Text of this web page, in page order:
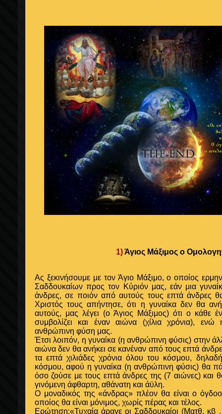
1)Άγιος Μάξιμος ο
Ας ξεκινήσουμε με τον Άγιο Μάξιμο, ο οποίος
Σαδδουκαίων προς τον Κύριόν μας, εάν μια
άνδρες, σε ποιόν από αυτούς τους επτά άνδρες
Χριστός τους απήντησε, ότι η γυναίκα δεν θα
αυτούς, μας λέγει (ο Άγιος Μάξιμος) ότι ο κάθε
συμβολίζει και έναν αιώνα (χίλια χρόνια), ενώ
ανθρώπινη φύση μας.
Έτσι λοιπόν, η γυναίκα (η ανθρώπινη φύσις) στην
αιώνα δεν θα ανήκει σε κανέναν από τους επτά
τα επτά χιλιάδες χρόνια όλου του κόσμου,
κόσμου, αφού η γυναίκα (η ανθρώπινη φύσις) θα
όσο ζούσε με τους επτά άνδρες της (7 αιώνες) και
γινόμενη άφθαρτη, αθάνατη και άϋλη.
Ο μοναδικός της «άνδρας» πλέον θα είναι ο
οποίος θα είναι μόνιμος, χωρίς πέρας και τέλος.
Ερώτηση:«Τυχαία άραγε οι Σαδδουκαίοι (Ματθ. κβ